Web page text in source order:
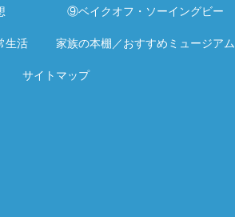
⑨ベイクオフ・ソーイングビー
生活 家族の本棚／おすすめミュージアム
サイトマップ